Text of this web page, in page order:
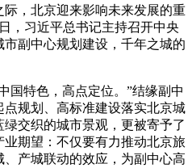
，北京迎来影响未来发展的重
，习近平总书记主持召开中央
副中心规划建设，千年之城的
特色，高点定位。”结缘副中
规划、高标准建设落实北京城
交织的城市景观，更被寄予了
期望：不仅要有力推动北京旅
产城联动的效应，为副中心高